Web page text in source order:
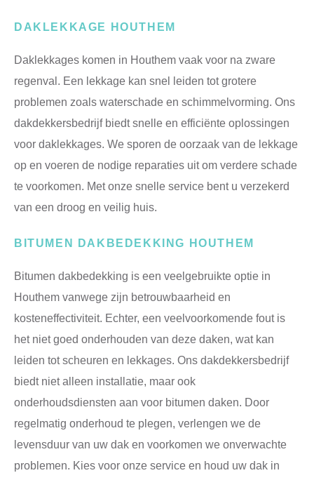
DAKLEKKAGE HOUTHEM
Daklekkages komen in Houthem vaak voor na zware
regenval. Een lekkage kan snel leiden tot grotere
problemen zoals waterschade en schimmelvorming. Ons
dakdekkersbedrijf biedt snelle en efficiënte oplossingen
voor daklekkages. We sporen de oorzaak van de lekkage
op en voeren de nodige reparaties uit om verdere schade
te voorkomen. Met onze snelle service bent u verzekerd
van een droog en veilig huis.
BITUMEN DAKBEDEKKING HOUTHEM
Bitumen dakbedekking is een veelgebruikte optie in
Houthem vanwege zijn betrouwbaarheid en
kosteneffectiviteit. Echter, een veelvoorkomende fout is
het niet goed onderhouden van deze daken, wat kan
leiden tot scheuren en lekkages. Ons dakdekkersbedrijf
biedt niet alleen installatie, maar ook
onderhoudsdiensten aan voor bitumen daken. Door
regelmatig onderhoud te plegen, verlengen we de
levensduur van uw dak en voorkomen we onverwachte
problemen. Kies voor onze service en houd uw dak in